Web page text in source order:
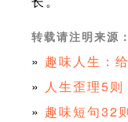
转载请注明来源：
» 趣味人生：
» 人生歪理5则
» 趣味短句32